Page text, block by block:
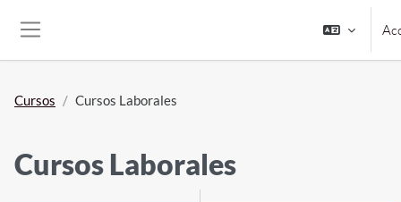
Cursos Cursos Laborales
Cursos Laborales